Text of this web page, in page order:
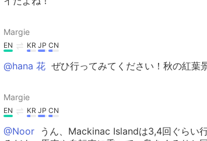
Margie
EN KR JP CN
@hana 花 ぜひ行ってみてください！秋の紅葉
Margie
EN KR JP CN
@Noor
うん、Mackinac Islandは3,4回ぐらい